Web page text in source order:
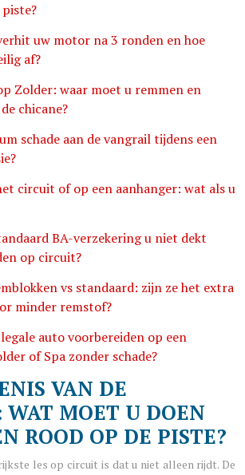
uw motor na 3 ronden en hoe
af?
Zolder: waar moet u remmen en
chicane?
schade aan de vangrail tijdens een
circuit of op een aanhanger: wat als u
BA-verzekering u niet dekt
op circuit?
vs standaard: zijn ze het extra
minder remstof?
auto voorbereiden op een
of Spa zonder schade?
VAN DE
WAT MOET U DOEN
ROOD OP DE PISTE?
les op circuit is dat u niet alleen rijdt. De